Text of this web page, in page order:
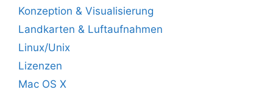
Konzeption & Visualisierung
Landkarten & Luftaufnahmen
Linux/Unix
Lizenzen
Mac OS X